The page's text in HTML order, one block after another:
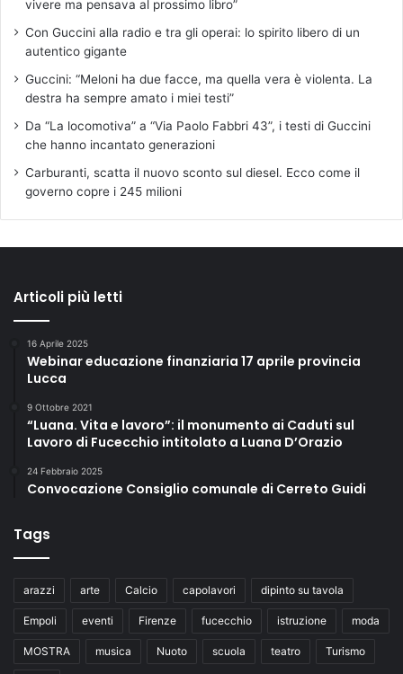
vivere ma pensava al prossimo libro”
Con Guccini alla radio e tra gli operai: lo spirito libero di un
autentico gigante
Guccini: “Meloni ha due facce, ma quella vera è violenta. La
destra ha sempre amato i miei testi”
Da “La locomotiva” a “Via Paolo Fabbri 43”, i testi di Guccini
che hanno incantato generazioni
Carburanti, scatta il nuovo sconto sul diesel. Ecco come il
governo copre i 245 milioni
Articoli più letti
16 Aprile 2025
Webinar educazione finanziaria 17 aprile provincia
Lucca
9 Ottobre 2021
“Luana. Vita e lavoro”: il monumento ai Caduti sul
Lavoro di Fucecchio intitolato a Luana D’Orazio
24 Febbraio 2025
Convocazione Consiglio comunale di Cerreto Guidi
Tags
arazzi arte Calcio capolavori dipinto su tavola
Empoli eventi Firenze fucecchio istruzione moda
MOSTRA musica Nuoto scuola teatro Turismo